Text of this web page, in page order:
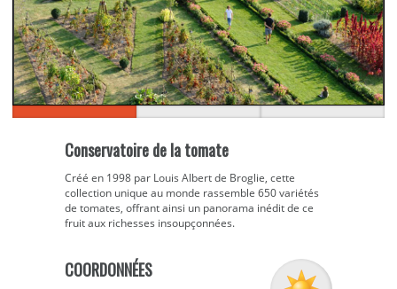
Conservatoire de la tomate
Créé en 1998 par Louis Albert de Broglie, cette
collection unique au monde rassemble 650 variétés
de tomates, offrant ainsi un panorama inédit de ce
fruit aux richesses insoupçonnées.
COORDONNÉES